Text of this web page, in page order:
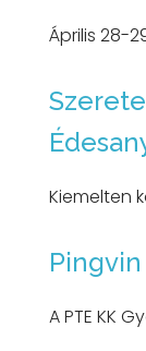
Április 28-
Kiemelten
A PTE KK